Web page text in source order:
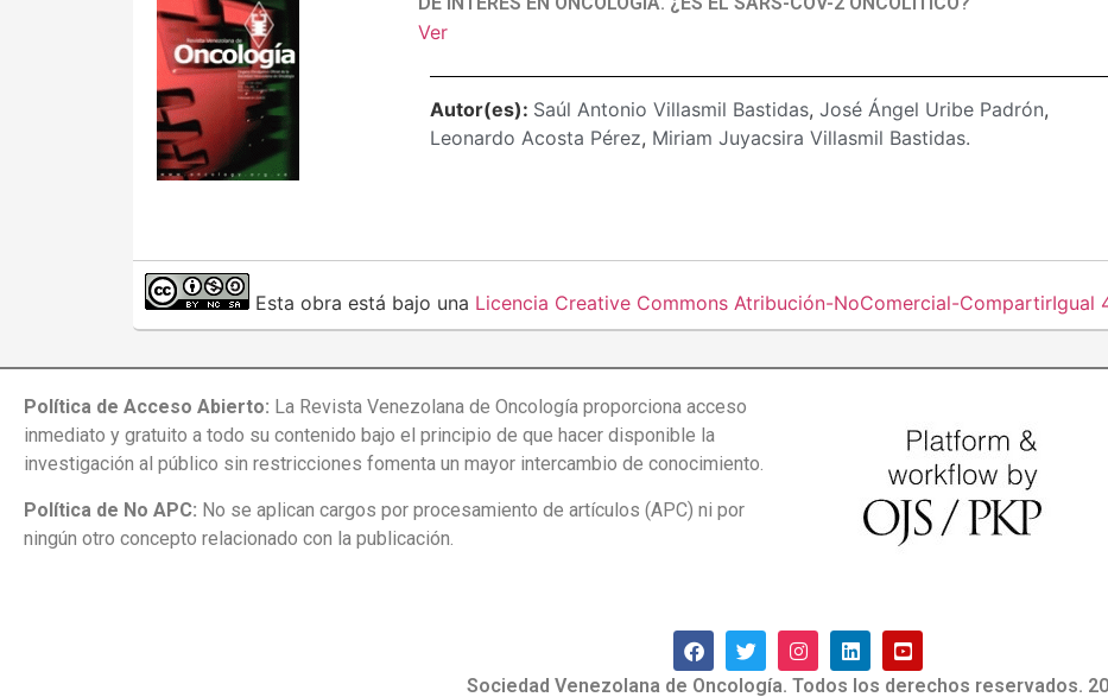
Ver
Autor(es): Saúl Antonio Villasmil Bastidas, José Ángel Uribe Padrón,
Leonardo Acosta Pérez, Miriam Juyacsira Villasmil Bastidas.
Esta obra está bajo una Licencia Creative Commons Atribución-NoComercial-CompartirIgual
Política de Acceso Abierto: La Revista Venezolana de Oncología proporciona acceso
inmediato y gratuito a todo su contenido bajo el principio de que hacer disponible la
investigación al público sin restricciones fomenta un mayor intercambio de conocimiento.
Política de No APC: No se aplican cargos por procesamiento de artículos (APC) ni por
ningún otro concepto relacionado con la publicación.
Sociedad Venezolana de Oncología. Todos los derechos reservados.